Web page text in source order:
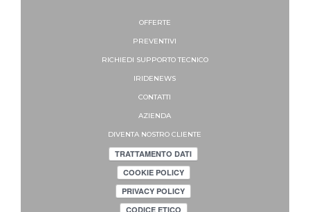
OFFERTE
PREVENTIVI
RICHIEDI SUPPORTOTECNICO
IRIDENEWS
CONTATTI
AZIENDA
DIVENTA NOSTRO CLIENTE